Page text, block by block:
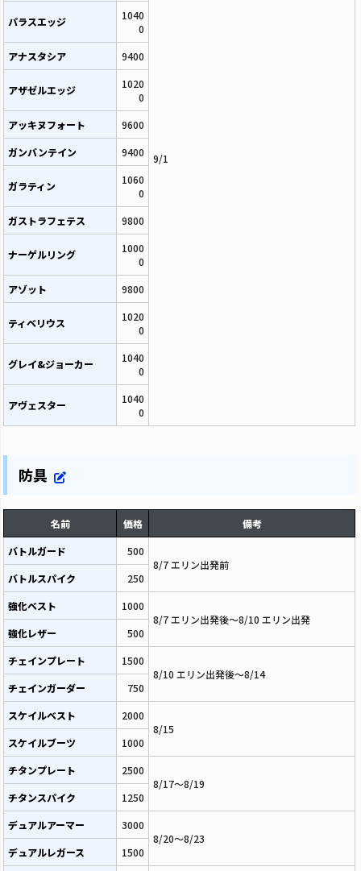
9/1
パラスエッジ
1040
0
アナスタシア
9400
アザゼルエッジ
1020
0
アッキヌフォート
9600
ガンバンテイン
9400
ガラティン
1060
0
ガストラフェテス
9800
ナーゲルリング
1000
0
アゾット
9800
ティベリウス
1020
0
グレイ&ジョーカー
1040
0
アヴェスター
1040
0
防具
名前 価格
備考
バトルガード
500
8/7 エリン出発前
バトルスパイク
250
強化ベスト
1000
8/7 エリン出発後～8/10 エリン出発
強化レザー
500
チェインプレート
1500
8/10 エリン出発後～8/14
チェインガーダー
750
スケイルベスト
2000
8/15
スケイルブーツ
1000
チタンプレート
2500
8/17～8/19
チタンスパイク
1250
デュアルアーマー
3000
8/20～8/23
デュアルレガース
1500